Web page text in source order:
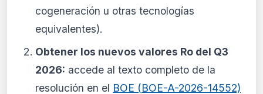
cogeneración u otras tecnologías
equivalentes).
Obtener los nuevos valores Ro del Q3
2026: accede al texto completo de la
resolución en el BOE (BOE-A-2026-14552)